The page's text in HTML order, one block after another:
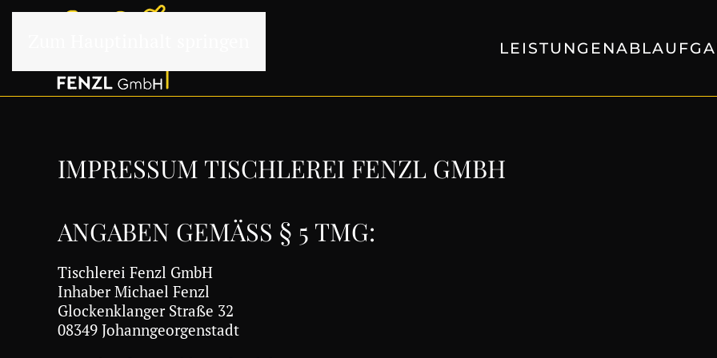
LEISTUNGENABLAUF
IMPRESSUM TISCHLEREI FENZL GMBH
ANGABEN GEMÄSS § 5 TMG:
Tischlerei Fenzl GmbH
Inhaber Michael Fenzl
Glockenklanger Straße 32
08349 Johanngeorgenstadt